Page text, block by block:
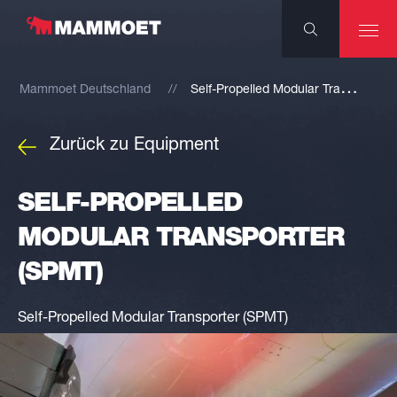
Mammoet Deutschland S
elf-Propelled Modular Transporter (SPMT)
Zurück zu Equipment
SELF-PROPELLED
MODULAR TRANSPORTER
(SPMT)
Self-Propelled Modular Transporter (SPMT)